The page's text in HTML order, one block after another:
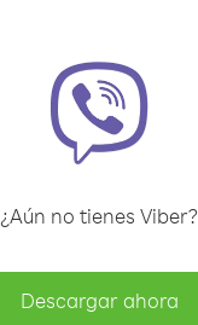
¿Aún no tienes Viber?
Descargar ahora